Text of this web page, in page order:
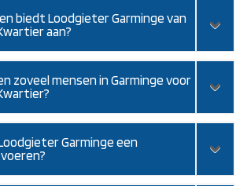
biedt Loodgieter Garminge van
aan?
zoveel mensen in Garminge voor
Garminge een